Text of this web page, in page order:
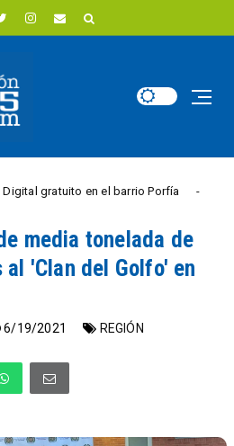
en el barrio Porfía CIUDAD
media tonelada de
'Clan del Golfo' en
6/19/2021 REGIÓN